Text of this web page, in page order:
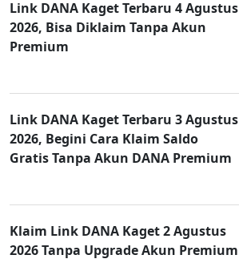
Link DANA Kaget Terbaru 4 Agustus
2026, Bisa Diklaim Tanpa Akun
Premium
Link DANA Kaget Terbaru 3 Agustus
2026, Begini Cara Klaim Saldo
Gratis Tanpa Akun DANA Premium
Klaim Link DANA Kaget 2 Agustus
2026 Tanpa Upgrade Akun Premium